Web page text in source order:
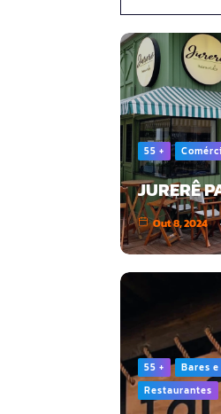
55 +
JURERÊ
Out 8, 2024
55 +
Bares
Restaurantes